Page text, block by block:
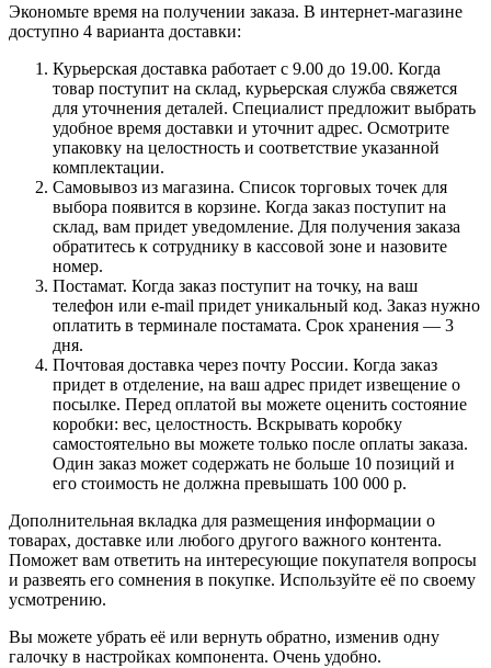
Экономьте время на получении заказа. В интернет-магазине
доступно 4 варианта доставки:
Курьерская доставка работает с 9.00 до 19.00. Когда
товар поступит на склад, курьерская служба свяжется
для уточнения деталей. Специалист предложит выбрать
удобное время доставки и уточнит адрес. Осмотрите
упаковку на целостность и соответствие указанной
комплектации.
Самовывоз из магазина. Список торговых точек для
выбора появится в корзине. Когда заказ поступит на
склад, вам придет уведомление. Для получения заказа
обратитесь к сотруднику в кассовой зоне и назовите
номер.
Постамат. Когда заказ поступит на точку, на ваш
телефон или e-mail придет уникальный код. Заказ нужно
оплатить в терминале постамата. Срок хранения — 3
дня.
Почтовая доставка через почту России. Когда заказ
придет в отделение, на ваш адрес придет извещение о
посылке. Перед оплатой вы можете оценить состояние
коробки: вес, целостность. Вскрывать коробку
самостоятельно вы можете только после оплаты заказа.
Один заказ может содержать не больше 10 позиций и
его стоимость не должна превышать 100 000 р.
Дополнительная вкладка для размещения информации о
товарах, доставке или любого другого важного контента.
Поможет вам ответить на интересующие покупателя вопросы
и развеять его сомнения в покупке. Используйте её по своему
усмотрению.
Вы можете убрать её или вернуть обратно, изменив одну
галочку в настройках компонента. Очень удобно.